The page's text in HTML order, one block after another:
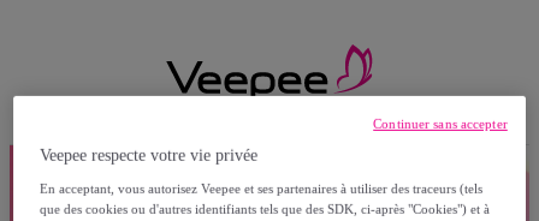
Veepee respecte votre vie privée
En acceptant, vous autorisez Veepee et ses partenaires à utiliser des traceurs (tels
que des cookies ou d'autres identifiants tels que des SDK, ci-après "Cookies") et à
Continuer sans accepter